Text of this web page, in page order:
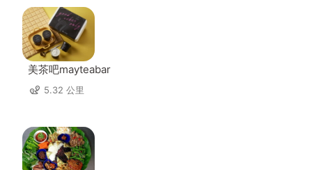
美茶吧mayteabar
5.32 公里